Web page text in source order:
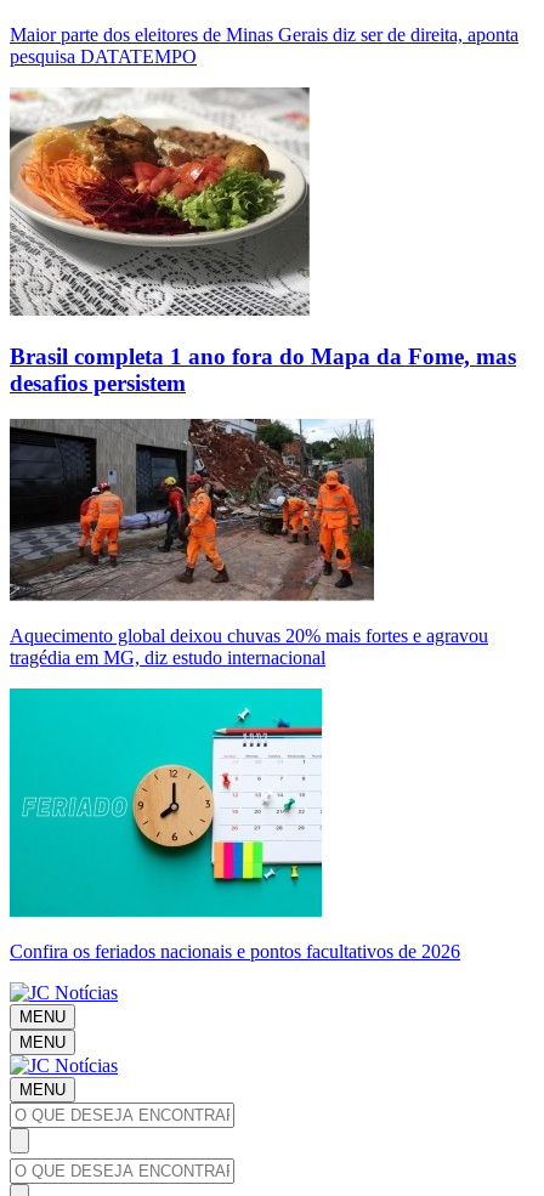
Maior parte dos eleitores de Minas Gerais diz ser de direita, aponta
pesquisa DATATEMPO
Brasil completa 1 ano fora do Mapa da Fome, mas
desafios persistem
Aquecimento global deixou chuvas 20% mais fortes e agravou
tragédia em MG, diz estudo internacional
Confira os feriados nacionais e pontos facultativos de 2026
MENU
MENU
MENU